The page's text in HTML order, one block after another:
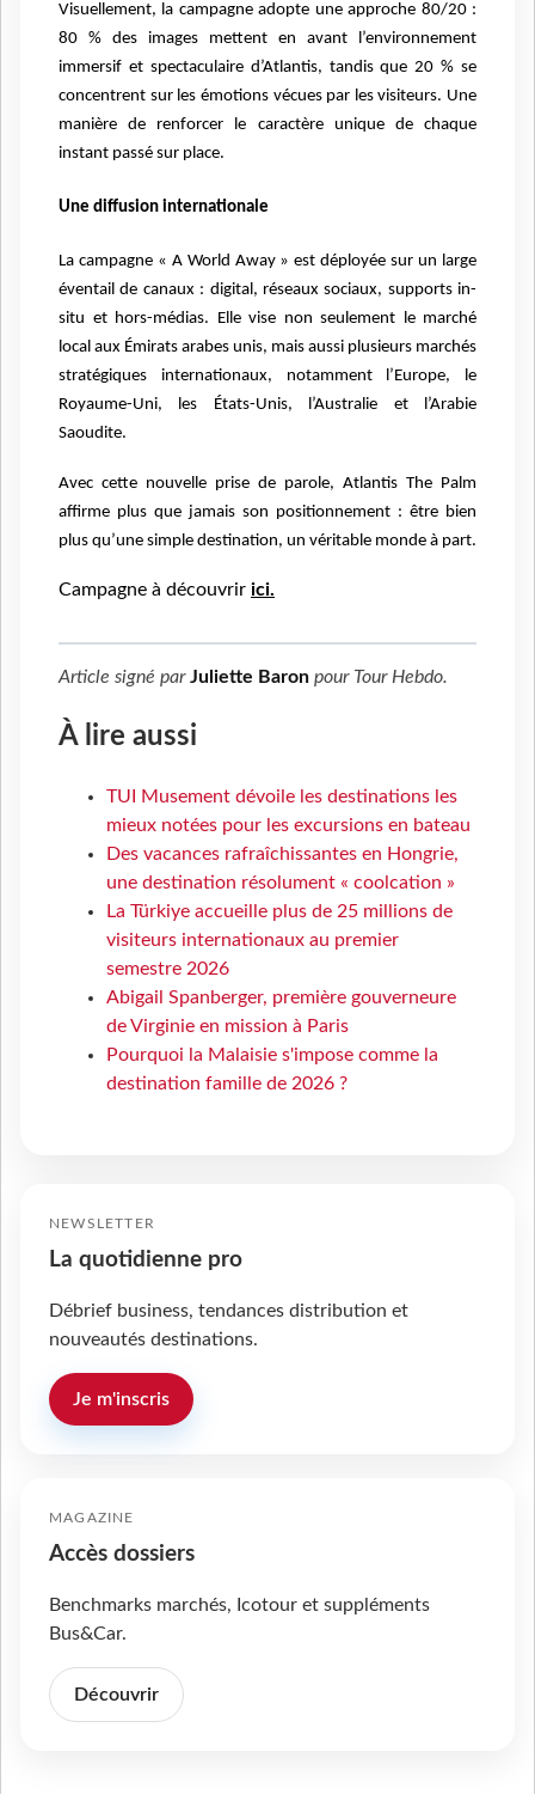
Visuellement, la campagne adopte une approche 80/20 :
80 % des images mettent en avant l’environnement
immersif et spectaculaire d’Atlantis, tandis que 20 % se
concentrent sur les émotions vécues par les visiteurs. Une
manière de renforcer le caractère unique de chaque
instant passé sur place.
Une diffusion internationale
La campagne « A World Away » est déployée sur un large
éventail de canaux : digital, réseaux sociaux, supports in-
situ et hors-médias. Elle vise non seulement le marché
local aux Émirats arabes unis, mais aussi plusieurs marchés
stratégiques internationaux, notamment l’Europe, le
Royaume-Uni, les États-Unis, l’Australie et l’Arabie
Saoudite.
Avec cette nouvelle prise de parole, Atlantis The Palm
affirme plus que jamais son positionnement : être bien
plus qu’une simple destination, un véritable monde à part.
Campagne à découvrir ici.
Article signé parJuliette Baron pour Tour Hebdo.
À lire aussi
TUI Musement dévoile les destinations les
mieux notées pour les excursions en bateau
Des vacances rafraîchissantes en Hongrie,
une destination résolument « coolcation »
La Türkiye accueille plus de 25 millions de
visiteurs internationaux au premier
semestre 2026
Abigail Spanberger, première gouverneure
de Virginie en mission à Paris
Pourquoi la Malaisie s'impose comme la
destination famille de 2026 ?
NEWSLETTER
La quotidienne pro
Débrief business, tendances distribution et
nouveautés destinations.
Je m'inscris
MAGAZINE
Accès dossiers
Benchmarks marchés, Icotour et suppléments
Bus&Car.
Découvrir